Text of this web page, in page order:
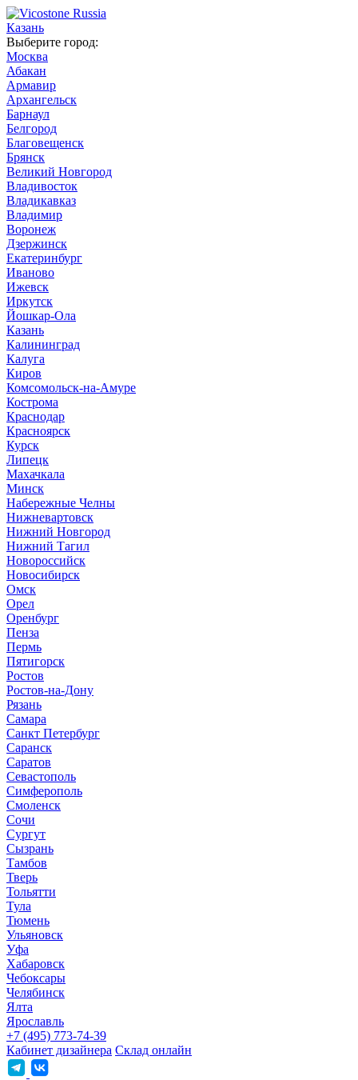
Казань
Выберите город:
Москва
Абакан
Армавир
Архангельск
Барнаул
Белгород
Благовещенск
Брянск
Великий Новгород
Владивосток
Владикавказ
Владимир
Воронеж
Дзержинск
Екатеринбург
Иваново
Ижевск
Иркутск
Йошкар-Ола
Казань
Калининград
Калуга
Киров
Комсомольск-на-Амуре
Кострома
Краснодар
Красноярск
Курск
Липецк
Махачкала
Минск
Набережные Челны
Нижневартовск
Нижний Новгород
Нижний Тагил
Новороссийск
Новосибирск
Омск
Орел
Оренбург
Пенза
Пермь
Пятигорск
Ростов
Ростов-на-Дону
Рязань
Самара
Санкт Петербург
Саранск
Саратов
Севастополь
Симферополь
Смоленск
Сочи
Сургут
Сызрань
Тамбов
Тверь
Тольятти
Тула
Тюмень
Ульяновск
Уфа
Хабаровск
Чебоксары
Челябинск
Ялта
Ярославль
+7 (495) 773-74-39
Кабинет дизайнера Склад онлайн